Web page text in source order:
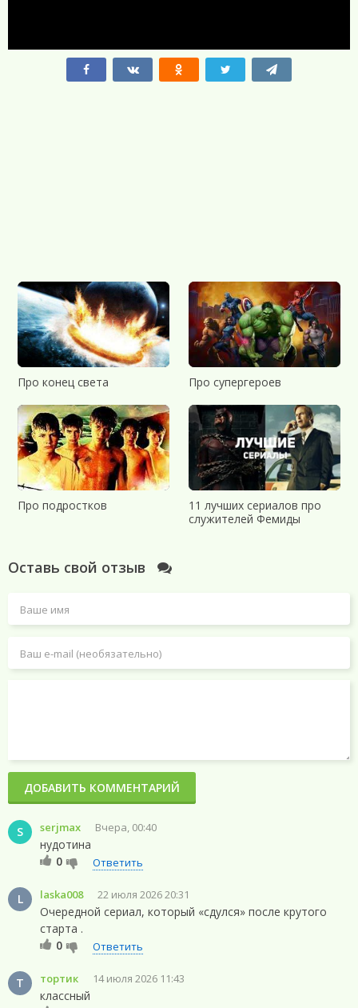
Про конец света Про супергероев
Про подростков
11 лучших сериалов про
служителей Фемиды
Оставь свой отзыв
S serjmax Вчера, 00:40
нудотина
0
Ответить
L laska008 22 июля 2026 20:31
Очередной сериал, который «сдулся» после крутого
старта .
0
Ответить
Т тортик 14 июля 2026 11:43
классный
ДОБАВИТЬ КОММЕНТАРИЙ